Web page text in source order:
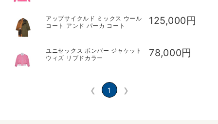
アップサイクルド ミックス ウール
コート アンド パーカ コート
125,000円
ユニセックス ボンバー ジャケット
ウィズ リブドカラー
78,000円
❮ 1 ❯